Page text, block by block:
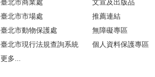
臺北市商業處
臺北市市場處
臺北市動物保護處
臺北市現行法規查詢系統
更多...
文宣及出版品
推薦連結
無障礙專區
個人資料保護專區